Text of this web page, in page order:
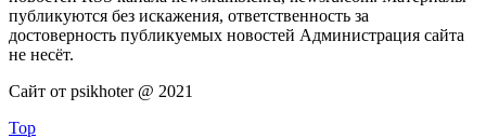
публикуются без искажения, ответственность за
достоверность публикуемых новостей Администрация сайта
не несёт.
Сайт от psikhoter @ 2021
Top